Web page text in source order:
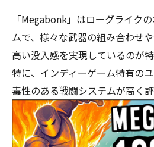
「Megabonk」はローグライク
ムで、様々な武器の組み合わせ
高い没入感を実現しているのが特
特に、インディーゲーム特有の
毒性のある戦闘システムが高く評